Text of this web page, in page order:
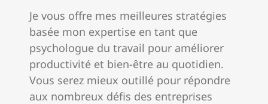
Je vous offre mes meilleures stratégies
basée mon expertise en tant que
psychologue du travail pour améliorer
productivité et bien-être au quotidien.
Vous serez mieux outillé pour répondre
aux nombreux défis des entreprises